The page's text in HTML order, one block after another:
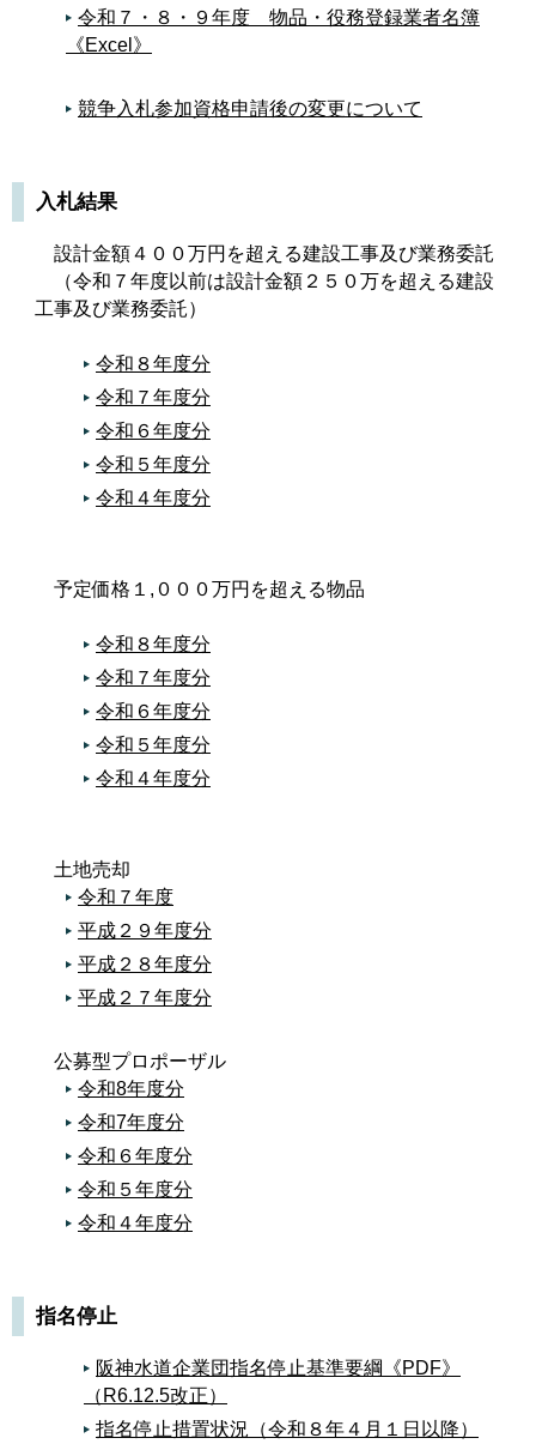
令和７・８・９年度 物品・役務登録業者名簿
《Excel》
競争入札参加資格申請後の変更について
入札結果
設計金額４００万円を超える建設工事及び業務委託
（令和７年度以前は設計金額２５０万を超える建設
工事及び業務委託）
令和８年度分
令和７年度分
令和６年度分
令和５年度分
令和４年度分
予定価格１,０００万円を超える物品
令和８年度分
令和７年度分
令和６年度分
令和５年度分
令和４年度分
土地売却
令和７年度
平成２９年度分
平成２８年度分
平成２７年度分
公募型プロポーザル
令和8年度分
令和7年度分
令和６年度分
令和５年度分
令和４年度分
指名停止
阪神水道企業団指名停止基準要綱《PDF》
（R6.12.5改正）
指名停止措置状況（令和８年４月１日以降）